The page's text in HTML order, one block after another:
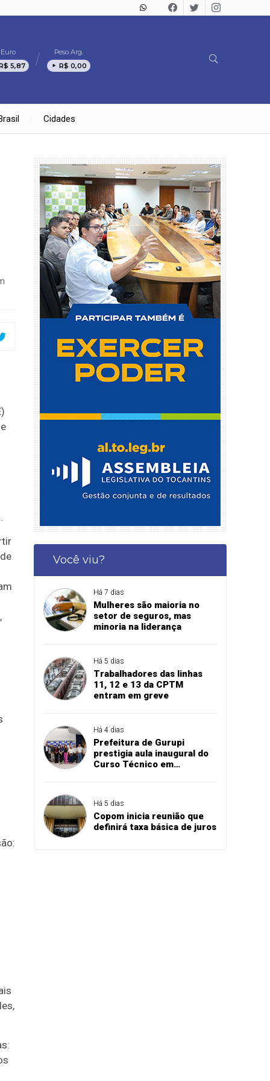
Euro
5,87
Peso Arg.
R$ 0,00
Cidades
Você viu?
Há 7 dias
Mulheres são maioria no
setor de seguros, mas
minoria na liderança
Há 5 dias
Trabalhadores das linhas
11, 12 e 13 da CPTM
entram em greve
Há 4 dias
Prefeitura de Gurupi
prestigia aula inaugural do
Curso Técnico em
Há 5 dias
Copom inicia reunião que
definirá taxa básica de juros